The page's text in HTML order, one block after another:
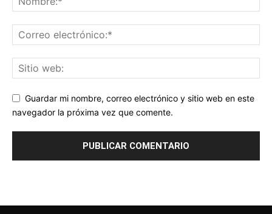
Guardar mi nombre, correo electrónico y sitio web en este
navegador la próxima vez que comente.